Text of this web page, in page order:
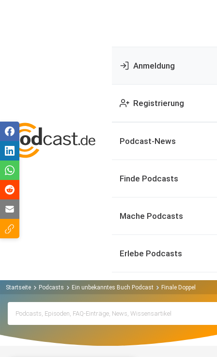
Anmeldung
Registrierung
Podcast-News
Finde Podcasts
Mache Podcasts
Erlebe Podcasts
Startseite Podcasts Ein unbekanntes Buch Podcast Finale Doppelfolge: